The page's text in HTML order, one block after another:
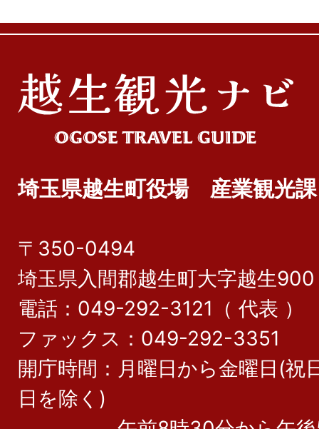
埼玉県越生町役場 産業観光課
〒350-0494
埼玉県入間郡越生町大字越生
電話：049-292-3121（ 代表 ）
ファックス：049-292-3351
開庁時間：月曜日から金曜日(祝
日を除く)